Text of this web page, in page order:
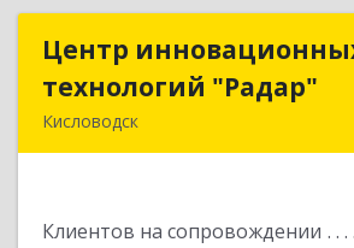
Центр
технологий "Радар"
Кисловодск
Клиентов на сопровождении
Центр